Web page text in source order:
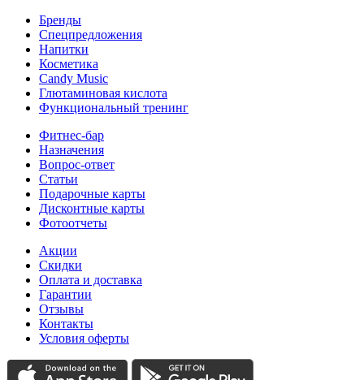
Бренды
Спецпредложения
Напитки
Косметика
Candy Music
Глютаминовая кислота
Функциональный тренинг
Фитнес-бар
Назначения
Вопрос-ответ
Статьи
Подарочные карты
Дисконтные карты
Фотоотчеты
Акции
Скидки
Оплата и доставка
Гарантии
Отзывы
Контакты
Условия оферты